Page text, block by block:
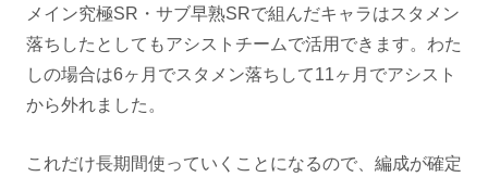
メイン究極SR・サブ早熟SRで組んだキャラはスタメン
落ちしたとしてもアシストチームで活用できます。わた
しの場合は6ヶ月でスタメン落ちして11ヶ月でアシスト
から外れました。
これだけ長期間使っていくことになるので、編成が確定